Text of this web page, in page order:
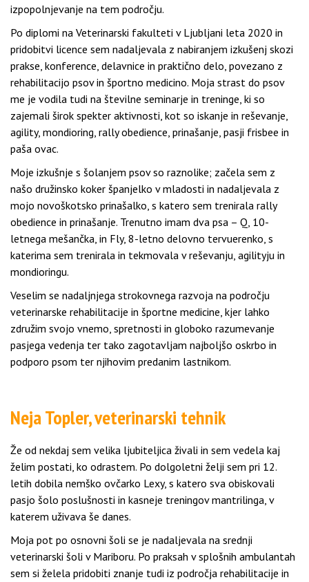
izpopolnjevanje na tem področju.
Po diplomi na Veterinarski fakulteti v Ljubljani leta 2020 in
pridobitvi licence sem nadaljevala z nabiranjem izkušenj skozi
prakse, konference, delavnice in praktično delo, povezano z
rehabilitacijo psov in športno medicino. Moja strast do psov
me je vodila tudi na številne seminarje in treninge, ki so
zajemali širok spekter aktivnosti, kot so iskanje in reševanje,
agility, mondioring, rally obedience, prinašanje, pasji frisbee in
paša ovac.
Moje izkušnje s šolanjem psov so raznolike; začela sem z
našo družinsko koker španjelko v mladosti in nadaljevala z
mojo novoškotsko prinašalko, s katero sem trenirala rally
obedience in prinašanje. Trenutno imam dva psa – Q, 10-
letnega mešančka, in Fly, 8-letno delovno tervuerenko, s
katerima sem trenirala in tekmovala v reševanju, agilityju in
mondioringu.
Veselim se nadaljnjega strokovnega razvoja na področju
veterinarske rehabilitacije in športne medicine, kjer lahko
združim svojo vnemo, spretnosti in globoko razumevanje
pasjega vedenja ter tako zagotavljam najboljšo oskrbo in
podporo psom ter njihovim predanim lastnikom.
Neja Topler, veterinarski tehnik
Že od nekdaj sem velika ljubiteljica živali in sem vedela kaj
želim postati, ko odrastem. Po dolgoletni želji sem pri 12.
letih dobila nemško ovčarko Lexy, s katero sva obiskovali
pasjo šolo poslušnosti in kasneje treningov mantrilinga, v
katerem uživava še danes.
Moja pot po osnovni šoli se je nadaljevala na srednji
veterinarski šoli v Mariboru. Po praksah v splošnih ambulantah
sem si želela pridobiti znanje tudi iz področja rehabilitacije in